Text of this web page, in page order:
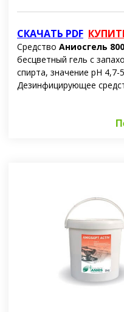
СКАЧАТЬ PDF
Средство Аниосгель
бесцветный гель с
спирта, значение рН 4,7-
Дезинфицирующее
температуре от + 5 ° С